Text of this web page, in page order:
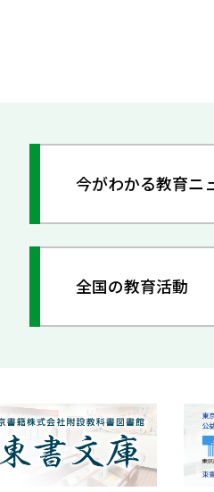
今がわかる教育ニ
全国の教育活動